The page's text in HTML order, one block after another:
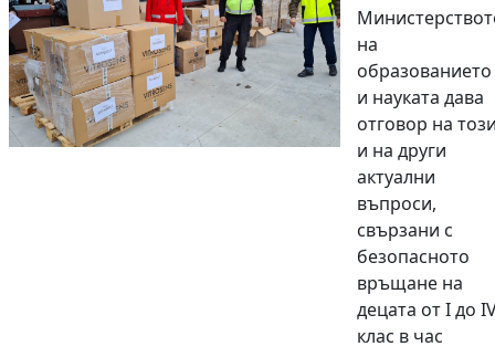
на
образованието
и науката дава
отговор на
и на други
актуални
въпроси,
свързани с
безопасното
връщане на
децата от I до
клас в час